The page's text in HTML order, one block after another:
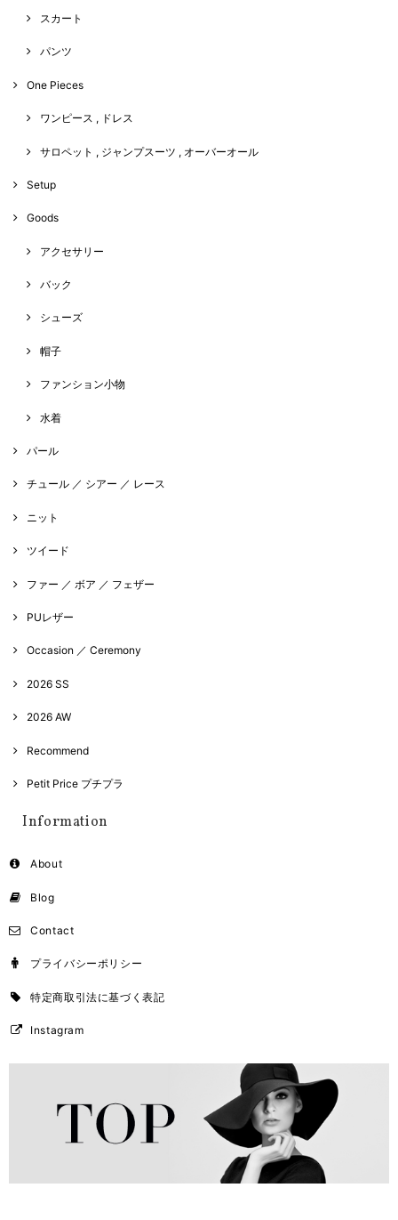
スカート
パンツ
One Pieces
ワンピース , ドレス
サロペット , ジャンプスーツ , オーバーオール
Setup
Goods
アクセサリー
バック
シューズ
帽子
ファンション小物
水着
パール
チュール ／ シアー ／ レース
ニット
ツイード
ファー ／ ボア ／ フェザー
PUレザー
Occasion ／ Ceremony
2026 SS
2026 AW
Recommend
Petit Price プチプラ
Information
About
Blog
Contact
プライバシーポリシー
特定商取引法に基づく表記
Instagram